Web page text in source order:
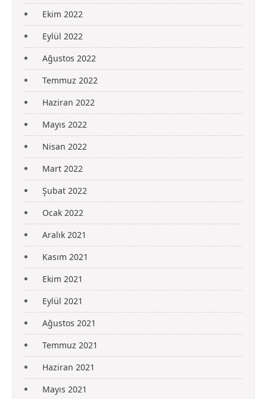
Ekim 2022
Eylül 2022
Ağustos 2022
Temmuz 2022
Haziran 2022
Mayıs 2022
Nisan 2022
Mart 2022
Şubat 2022
Ocak 2022
Aralık 2021
Kasım 2021
Ekim 2021
Eylül 2021
Ağustos 2021
Temmuz 2021
Haziran 2021
Mayıs 2021